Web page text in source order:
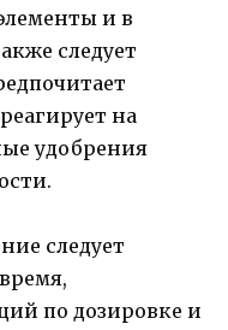
и в
следует
на
удобрения
следует
по дозировке и